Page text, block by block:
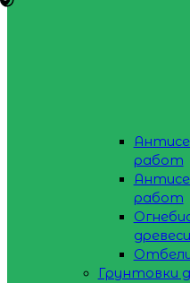
работ
работ
Грунтовки